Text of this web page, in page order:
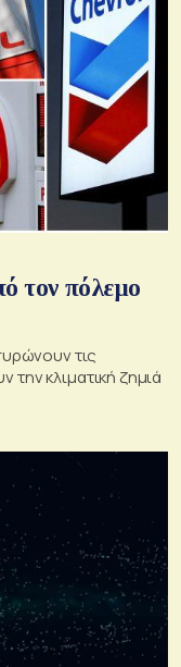
τον πόλεμο
τις
την κλιματική ζημιά